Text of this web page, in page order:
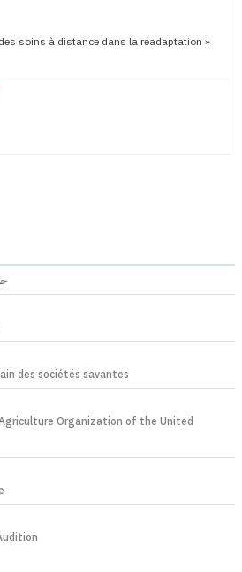
soins à distance dans la réadaptation »
des sociétés savantes
Organization of the United